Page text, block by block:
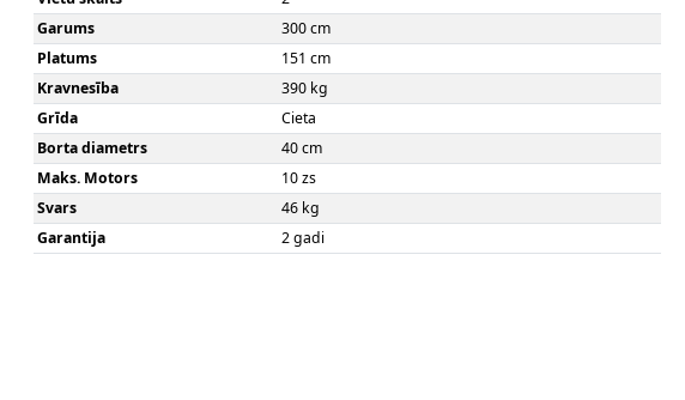
Garums
300 cm
Platums
151 cm
Kravnesība
390 kg
Grīda
Cieta
Borta diametrs
40 cm
Maks. Motors
10 zs
Svars
46 kg
Garantija
2 gadi